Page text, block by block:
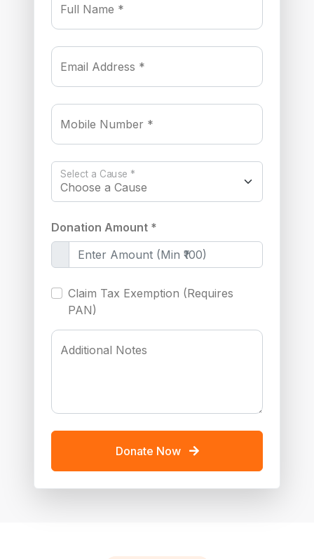
Full Name *
Email Address *
Mobile Number *
Select a Cause *
Donation Amount *
Claim Tax Exemption (Requires
PAN)
Additional Notes
Donate Now